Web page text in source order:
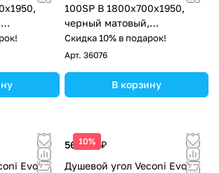
100SP B 1800х700x1950,
черный матовый,
тонированное стекло
Скидка 10% в подарок!
Арт. 36076
В корзину
Evo
10%
56 408 ₽
Душевой угол Veconi Evo